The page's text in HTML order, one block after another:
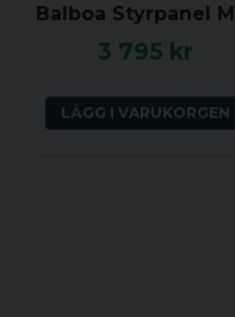
3 795 kr
LÄGG I VARUKORGEN